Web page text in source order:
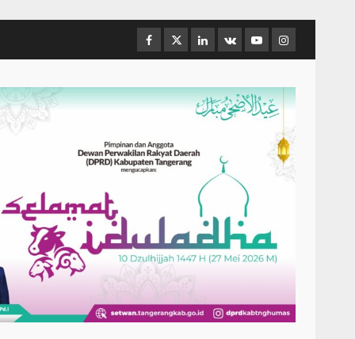
Facebook
TwitterLinkedin
VK YoutubeInstagram